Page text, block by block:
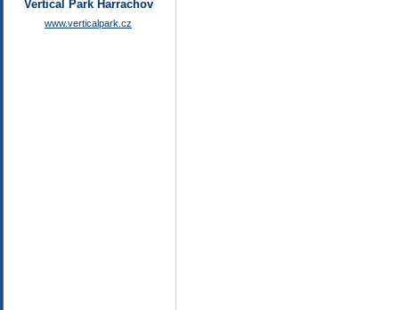
Vertical Park Harrachov
www.verticalpark.cz